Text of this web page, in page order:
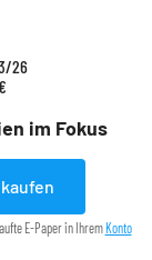
im Fokus
26
E-Paper in Ihrem Konto